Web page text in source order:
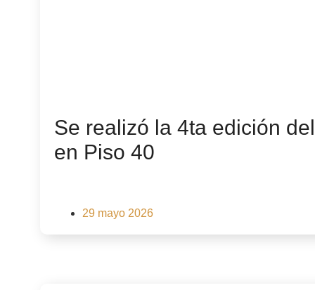
Se realizó la 4ta edición
en Piso 40
29 mayo 2026